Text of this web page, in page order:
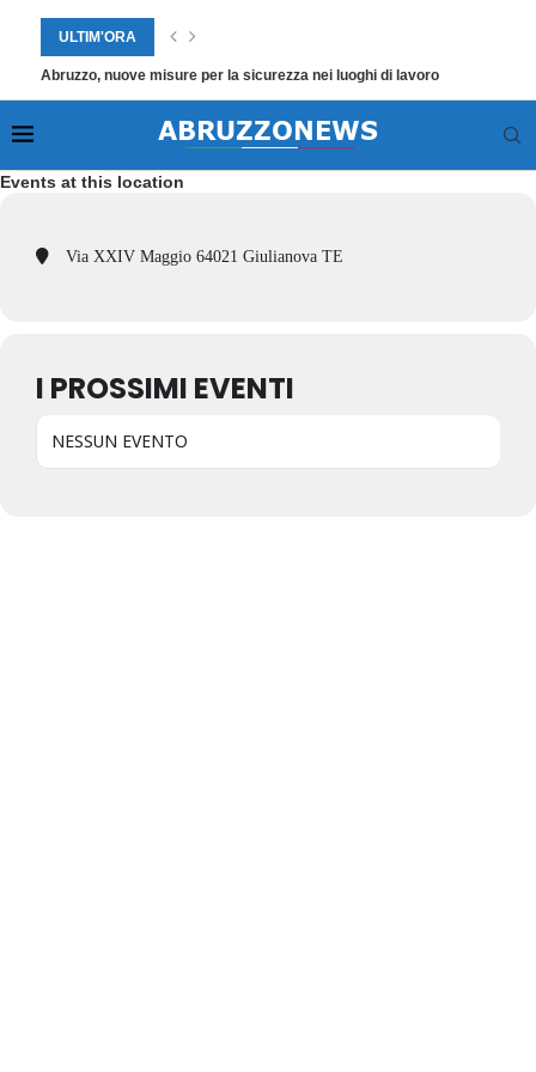
ULTIM'ORA
Abruzzo, nuove misure per la sicurezza nei luoghi di lavoro
Events at this location
Via XXIV Maggio 64021 Giulianova TE
I PROSSIMI EVENTI
NESSUN EVENTO